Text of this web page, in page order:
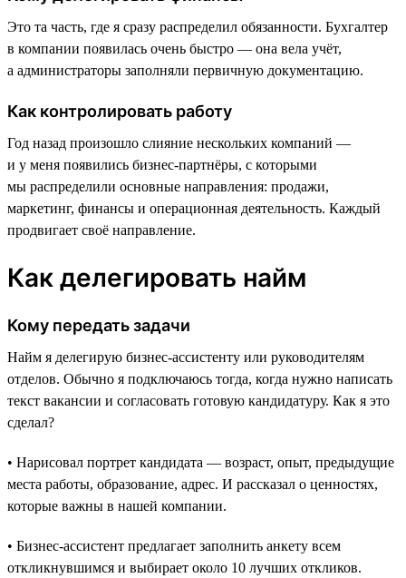
Это та часть, где я сразу распределил обязанности. Бухгалтер
в компании появилась очень быстро — она вела учёт,
а администраторы заполняли первичную документацию.
Как контролировать работу
Год назад произошло слияние нескольких компаний —
и у меня появились бизнес-партнёры, с которыми
мы распределили основные направления: продажи,
маркетинг, финансы и операционная деятельность. Каждый
продвигает своё направление.
Как делегировать найм
Кому передать задачи
Найм я делегирую бизнес-ассистенту или руководителям
отделов. Обычно я подключаюсь тогда, когда нужно написать
текст вакансии и согласовать готовую кандидатуру. Как я это
сделал?
• Нарисовал портрет кандидата — возраст, опыт, предыдущие
места работы, образование, адрес. И рассказал о ценностях,
которые важны в нашей компании.
• Бизнес-ассистент предлагает заполнить анкету всем
откликнувшимся и выбирает около 10 лучших откликов.